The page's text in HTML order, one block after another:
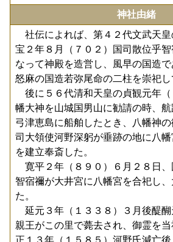
神社由緒
社伝によれば、第４２代文武天皇
宝２年８月（７０２）国司散位乎
なって神殿を造営し、風早の国造
怒麻の国造若弥尾命の二柱を崇祀し
後に５６代清和天皇の貞観元年（
幡大神を山城国男山に勧請の時、
弓津恵島に船舶したとき、八幡神
司大領使河野深躬が垂跡の地に八
を建立奉斎した。
寛平２年（８９０）６月２８日、
智宿禰が大井宮に八幡宮を合祀し
た。
延元３年（１３３８）３月後醍
親王がこの里で薨去され、御霊を
正１３年（１５８５）河野氏減亡